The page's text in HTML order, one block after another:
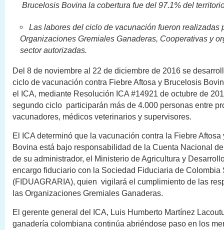
Brucelosis Bovina la cobertura fue del 97.1% del
Las labores del ciclo de vacunación fueron realizadas
Organizaciones Gremiales Ganaderas, Cooperativas y
sector autorizadas.
Del 8 de noviembre al 22 de diciembre de 2016 se
ciclo de vacunación contra Fiebre Aftosa y Brucelosis
el ICA, mediante Resolución ICA #14921 de octubre de
segundo ciclo participarán más de 4.000 personas entre
vacunadores, médicos veterinarios y supervisores.
El ICA determinó que la vacunación contra la Fiebre
Bovina está bajo responsabilidad de la Cuenta Nacional
de su administrador, el Ministerio de Agricultura y
encargo fiduciario con la Sociedad Fiduciaria de Colombia
(FIDUAGRARIA), quien vigilará el cumplimiento de las
las Organizaciones Gremiales Ganaderas.
El gerente general del ICA, Luis Humberto Martínez
ganadería colombiana continúa abriéndose paso en los